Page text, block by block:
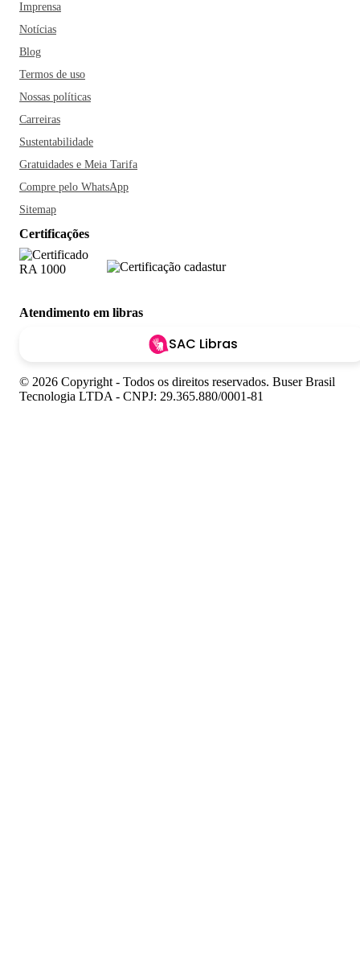
Imprensa
Notícias
Blog
Termos de uso
Nossas políticas
Carreiras
Sustentabilidade
Gratuidades e Meia Tarifa
Compre pelo WhatsApp
Sitemap
Certificações
Atendimento em libras
SAC Libras
© 2026 Copyright - Todos os direitos reservados. Buser Brasil
Tecnologia LTDA - CNPJ: 29.365.880/0001-81